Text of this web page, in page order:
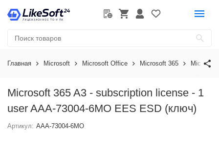
Главная Microsoft Microsoft Office Microsoft 365 Microsoft
Microsoft 365 A3 - subscription license - 1
user AAA-73004-6MO EES ESD (ключ)
Артикул: AAA-73004-6MO